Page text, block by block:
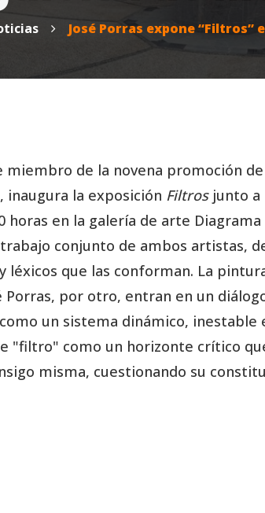
José Porras expone “Filtros”
miembro de la novena promoción
inaugura la exposición Filtrosjunto a
horas en la galería de arte
conjunto de ambos artistas,
que las conforman. La
Porras, por otro, entran en un
un sistema dinámico, inestable
"filtro" como un horizonte crítico
misma, cuestionando su